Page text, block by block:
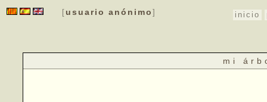
[ usuario anónimo ] inicio
mi